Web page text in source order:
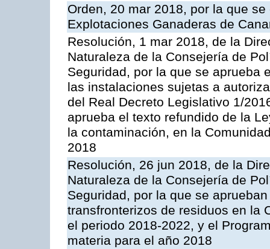
Orden, 20 mar 2018, por la que
Explotaciones Ganaderas de
Resolución, 1 mar 2018, de la
Naturaleza de la Consejería de
Seguridad, por la que se aprueba
las instalaciones sujetas a
del Real Decreto Legislativo 1/
aprueba el texto refundido de la
la contaminación, en la
2018
Resolución, 26 jun 2018, de la
Naturaleza de la Consejería de
Seguridad, por la que se
transfronterizos de residuos en la
el periodo 2018-2022, y el
materia para el año 2018